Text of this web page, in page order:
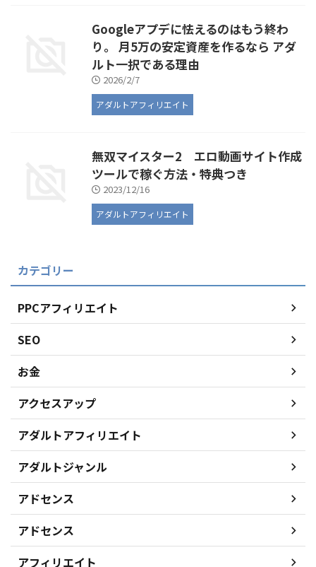
Googleアプデに怯えるのはもう終わ
り。 月5万の安定資産を作るなら アダ
ルト一択である理由
2026/2/7
アダルトアフィリエイト
無双マイスター2 エロ動画サイト作成
ツールで稼ぐ方法・特典つき
2023/12/16
アダルトアフィリエイト
カテゴリー
PPCアフィリエイト
SEO
お金
アクセスアップ
アダルトアフィリエイト
アダルトジャンル
アドセンス
アドセンス
アフィリエイト